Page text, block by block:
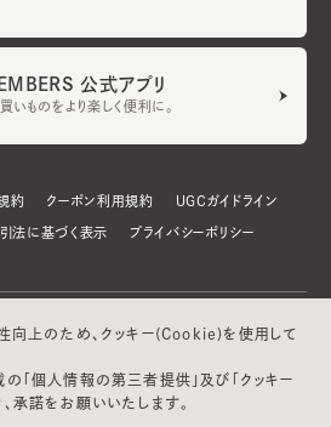
公式アプリ
ものをより楽しく便利に。
約 クーポン利用規約 UGCガイドライン
法に基づく表示 プライバシーポリシー
向上のため、クッキー(Cookie)を使用して
の「個人情報の第三者提供」及び「クッキー
承諾をお願いいたします。